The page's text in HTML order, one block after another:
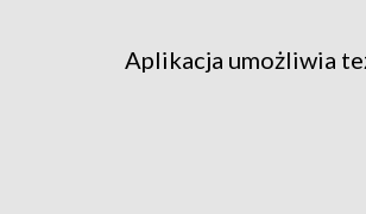
Aplikacja umożliwia